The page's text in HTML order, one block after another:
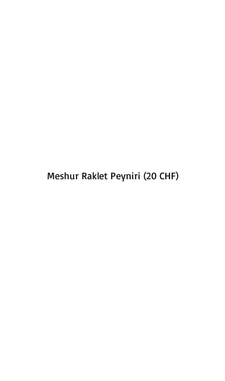
Meshur Raklet Peyniri (20 CHF)